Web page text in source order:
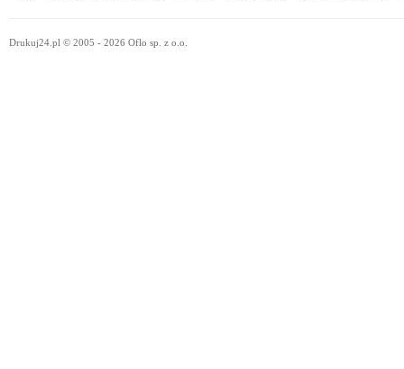
Drukuj24.pl © 2005 - 2026 Oflo sp. z o.o.